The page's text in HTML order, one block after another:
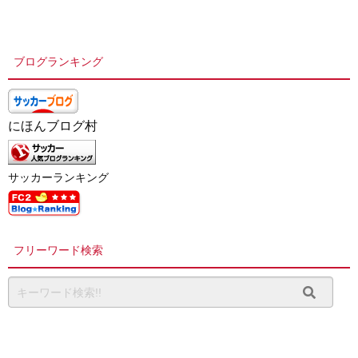
ブログランキング
にほんブログ村
サッカーランキング
フリーワード検索